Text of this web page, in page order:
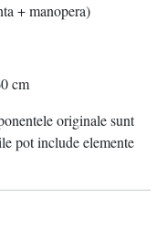
+ manopera)
cm
originale sunt
pot include elemente